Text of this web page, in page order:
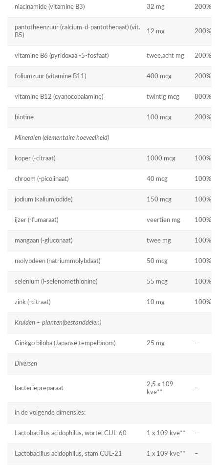
niacinamide (vitamine B3) 32 mg 200%
pantotheenzuur (calcium-d-pantothenaat) (vit.
B5)
12 mg 200%
vitamine B6 (pyridoxaal-5-fosfaat) twee,acht mg 200%
foliumzuur (vitamine B11) 400 mcg 200%
vitamine B12 (cyanocobalamine) twintig mcg 800%
biotine 100 mcg 200%
Mineralen (elementaire hoeveelheid)
koper (-citraat) 1000 mcg 100%
chroom (-picolinaat) 40 mcg 100%
jodium (kaliumjodide) 150 mcg 100%
ijzer (-fumaraat) veertien mg 100%
mangaan (-gluconaat) twee mg 100%
molybdeen (natriummolybdaat) 50 mcg 100%
selenium (l-selenomethionine) 55 mcg 100%
zink (-citraat) 10 mg 100%
Kruiden – planten(bestanddelen)
Ginkgo biloba (Japanse tempelboom) 25 mg –
Diversen
bacteriepreparaat
2,5 x 109
kve**
–
in de volgende dimensies:
Lactobacillus acidophilus, wortel CUL-60 1 x 109 kve** –
Lactobacillus acidophilus, stam CUL-21 1 x 109 kve** –